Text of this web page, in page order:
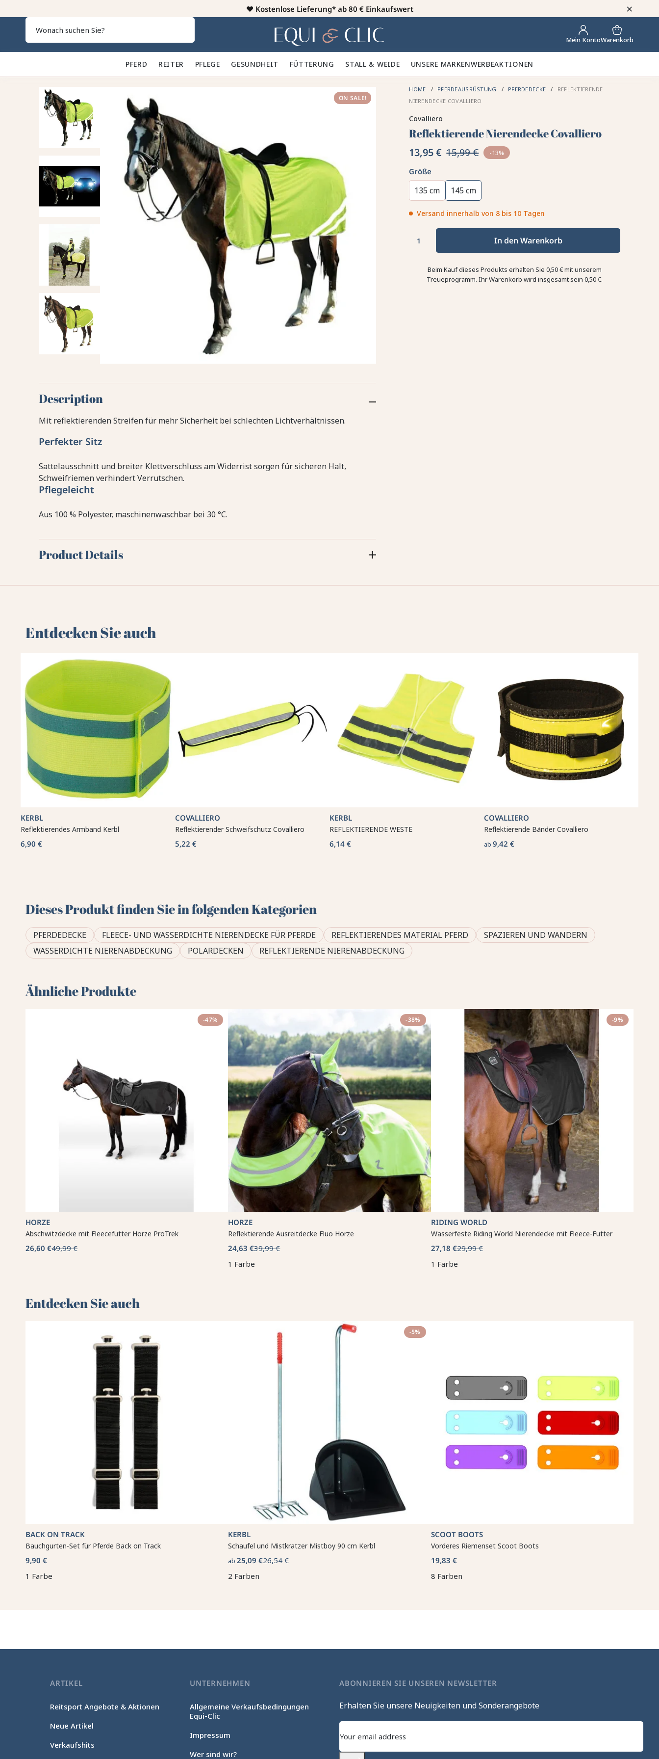
♥️ Kostenlose Lieferung* ab 80 € Einkaufswert ×
Heim Mein KontoWarenkorb
PFERD 🐎 REITER 👕 PFLEGE 🪮 GESUNDHEIT ✨ FÜTTERUNG 🥕 STALL & WEIDE 🍃 UNSERE MARKENWERBEAKTIONEN
ON SALE!
HOME PFERDEAUSRÜSTUNG PFERDEDECKE
REFLEKTIERENDE
NIERENDECKE COVALLIERO
Covalliero
Reflektierende Nierendecke Covalliero
13,95 € 15,99 € -13%
Größe
135 cm 145 cm
Versand innerhalb von 8 bis 10 Tagen
In den Warenkorb
Beim Kauf dieses Produkts erhalten Sie0,50 €mit unserem
Treueprogramm. Ihr Warenkorb wird insgesamt sein0,50 €.
Description
Mit reflektierenden Streifen für mehr Sicherheit bei schlechten Lichtverhältnissen.
Perfekter Sitz
Sattelausschnitt und breiter Klettverschluss am Widerrist sorgen für sicheren Halt,
Schweifriemen verhindert Verrutschen.
Pflegeleicht
Aus 100 % Polyester, maschinenwaschbar bei 30 °C.
Product Details
Entdecken Sie auch
KERBL
Reflektierendes Armband Kerbl
6,90 €
COVALLIERO
Reflektierender Schweifschutz Covalliero
5,22 €
KERBL
REFLEKTIERENDE WESTE
6,14 €
COVALLIERO
Reflektierende Bänder Covalliero
ab 9,42 €
Dieses Produkt finden Sie in folgenden Kategorien
PFERDEDECKE FLEECE- UND WASSERDICHTE NIERENDECKE FÜR PFERDE REFLEKTIERENDES MATERIAL PFERD
SPAZIEREN UND WANDERN
WASSERDICHTE NIERENABDECKUNG
POLARDECKEN REFLEKTIERENDE NIERENABDECKUNG
Ähnliche Produkte
-47%
HORZE
Abschwitzdecke mit Fleecefutter Horze ProTrek
26,60 €49,99 €
-38%
HORZE
Reflektierende Ausreitdecke Fluo Horze
24,63 €39,99 €
1 Farbe
-9%
RIDING WORLD
Wasserfeste Riding World Nierendecke mit Fleece-Futter
27,18 €29,99 €
1 Farbe
Entdecken Sie auch 🌻
BACK ON TRACK
Bauchgurten-Set für Pferde Back on Track
9,90 €
1 Farbe
-5%
KERBL
Schaufel und Mistkratzer Mistboy 90 cm Kerbl
ab25,09 €26,54 €
2 Farben
SCOOT BOOTS
Vorderes Riemenset Scoot Boots
19,83 €
8 Farben
ARTIKEL
Reitsport Angebote & Aktionen
Neue Artikel
Verkaufshits
UNTERNEHMEN
Allgemeine Verkaufsbedingungen
Equi-Clic
Impressum
Wer sind wir?
ABONNIEREN SIE UNSEREN NEWSLETTER
Erhalten Sie unsere Neuigkeiten und Sonderangebote